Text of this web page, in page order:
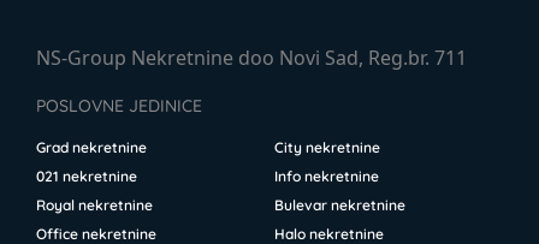
NS-Group Nekretnine doo Novi Sad, Reg.br. 711
POSLOVNE JEDINICE
Grad nekretnine
City nekretnine
021 nekretnine
Info nekretnine
Royal nekretnine
Bulevar nekretnine
Office nekretnine
Halo nekretnine